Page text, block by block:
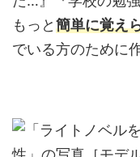
もっと簡単に覚え
でいる方のために